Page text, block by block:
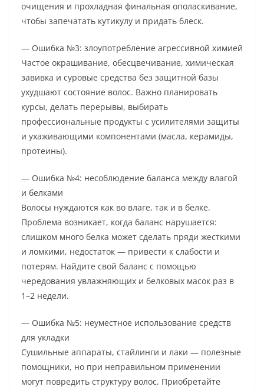
очищения и прохладная финальная ополаскивание,
чтобы запечатать кутикулу и придать блеск.
— Ошибка №3: злоупотребление агрессивной химией
Частое окрашивание, обесцвечивание, химическая
завивка и суровые средства без защитной базы
ухудшают состояние волос. Важно планировать
курсы, делать перерывы, выбирать
профессиональные продукты с усилителями защиты
и ухаживающими компонентами (масла, керамиды,
протеины).
— Ошибка №4: несоблюдение баланса между влагой
и белками
Волосы нуждаются как во влаге, так и в белке.
Проблема возникает, когда баланс нарушается:
слишком много белка может сделать пряди жесткими
и ломкими, недостаток — привести к слабости и
потерям. Найдите свой баланс с помощью
чередования увлажняющих и белковых масок раз в
1–2 недели.
— Ошибка №5: неуместное использование средств
для укладки
Сушильные аппараты, стайлинги и лаки — полезные
помощники, но при неправильном применении
могут повредить структуру волос. Приобретайте